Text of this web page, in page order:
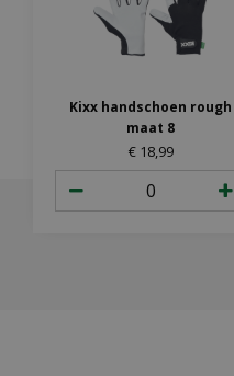
Kixx handschoen rough
maat 8
€ 18,99